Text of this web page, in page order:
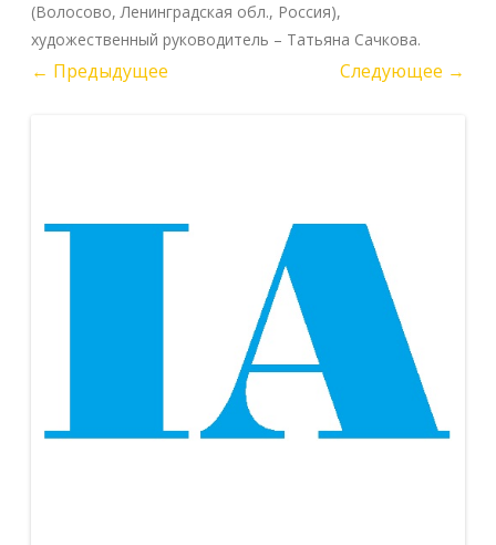
(Волосово, Ленинградская обл., Россия),
художественный руководитель – Татьяна Сачкова.
← Предыдущее Следующее →